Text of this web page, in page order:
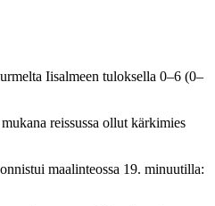
Iisalmeen tuloksella 0–6 (0–
reissussa ollut kärkimies
maalinteossa 19. minuutilla: